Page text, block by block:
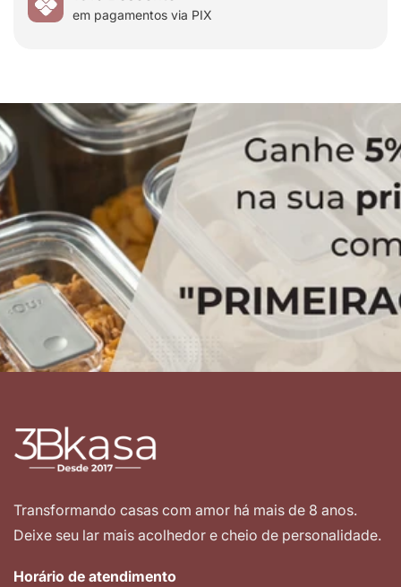
em pagamentos via PIX
Transformando casas com amor há mais de 8 anos.
Deixe seu lar mais acolhedor e cheio de personalidade.
Horário de atendimento